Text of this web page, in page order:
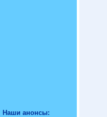
Наши анонсы: